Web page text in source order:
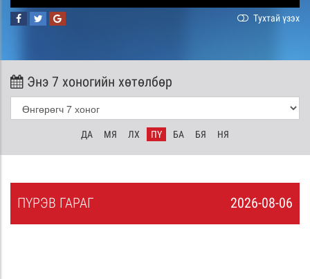
Тухтай үзэх
Энэ 7 хоногийн хөтөлбөр
ДА МЯ ЛХ ПҮ БА БЯ НЯ
2026-08-06
ПҮРЭВ ГАРАГ